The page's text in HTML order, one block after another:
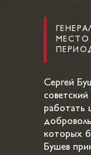
Сергей
работать
которых
Бушев